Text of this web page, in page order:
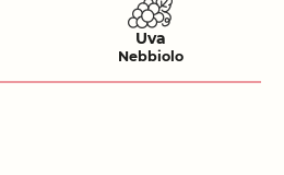
Uva
Nebbiolo